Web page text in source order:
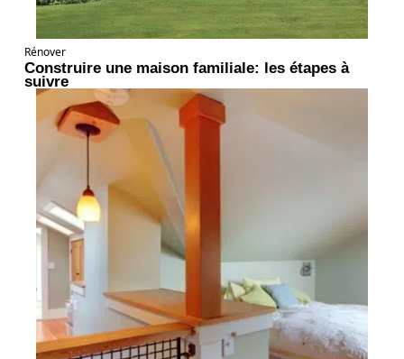
Rénover
Construire une maison familiale: les étapes à
suivre